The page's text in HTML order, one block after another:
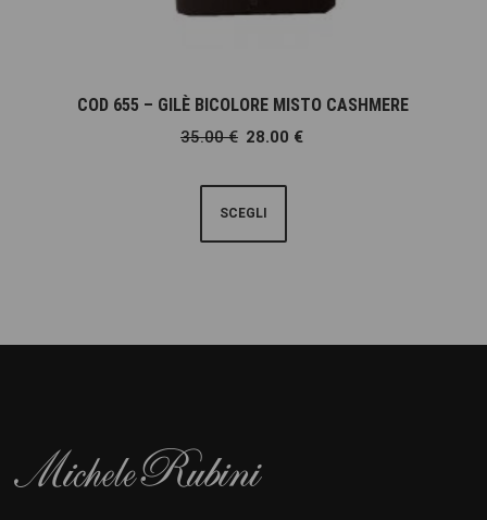
COD 655 – GILÈ BICOLORE MISTO CASHMERE
35.00€ 28.00 €
SCEGLI